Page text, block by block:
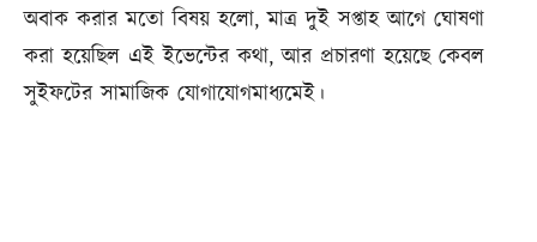
অবাক করার মতো বিষয় হলো, মাত্র দুই সপ্তাহ আগে ঘোষণা
করা হয়েছিল এই ইভেন্টের কথা, আর প্রচারণা হয়েছে কেবল
সুইফটের সামাজিক যোগাযোগমাধ্যমেই।